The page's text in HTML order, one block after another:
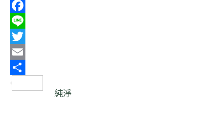
Facebook
Line
Twitter
Email
純淨